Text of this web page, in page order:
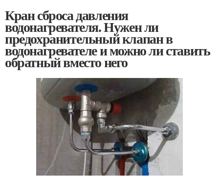
Кран сброса давления
водонагревателя. Нужен ли
предохранительный клапан в
водонагревателе и можно ли ставить
обратный вместо него